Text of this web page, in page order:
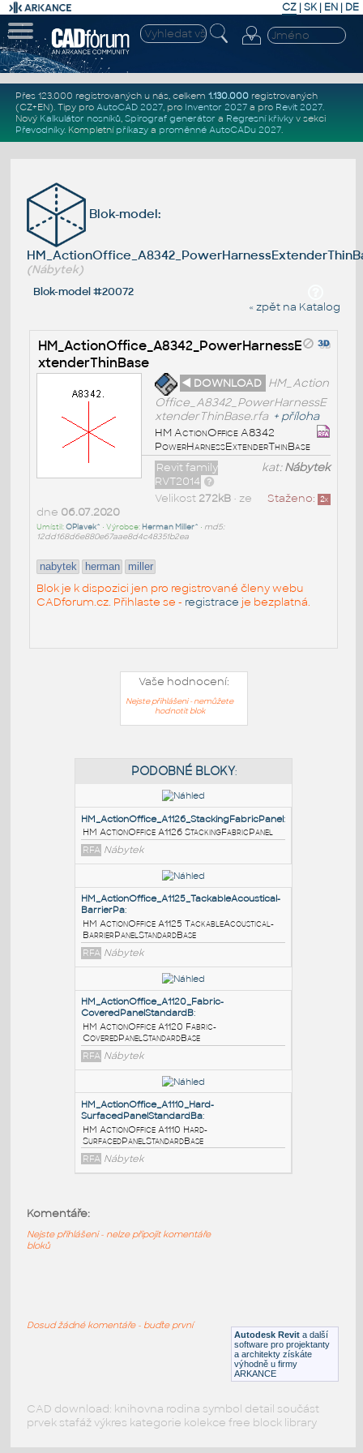
CZ | SK| EN | DE
Přes 123.000 registrovaných u nás, celkem 1.130.000registrovaných
(CZ+EN). Tipy pro AutoCAD 2027, pro Inventor 2027a pro Revit 2027.
Nový Kalkulátor nosníků, Spirograf generátor a Regresní křivkyv sekci
Převodníky. Kompletní příkazya proměnné AutoCADu 2027.
Blok-model:
(Nábytek)
Blok-model #20072
« zpět na Katalog
HM_ActionOffice_A8342_PowerHarnessE
xtenderThinBase
◄ DOWNLOAD HM_Action
Office_A8342_PowerHarnessE
xtenderThinBase.rfa + příloha
HM ActionOffice A8342
PowerHarnessExtenderThinBase
kat:Nábytek
Revit family
RVT2014
Staženo: 2x
Velikost 272kB• ze
dne 06.07.2020
Umístil:OPlavek^ • Výrobce: Herman Miller^ • md5:
12dd168d6e880e67aae8d4c48351b2ea
nabytek herman miller
Blok je k dispozici jen pro registrované členy webu
CADforum.cz. Přihlaste se - registrace je bezplatná.
Vaše hodnocení:
Nejste přihlášeni - nemůžete
hodnotit blok
PODOBNÉ BLOKY
HM_ActionOffice_A1126_StackingFabricPanel
HM ActionOffice A1126 StackingFabricPanel
RFA Nábytek
HM_ActionOffice_A1125_TackableAcoustical-
BarrierPa:
HM ActionOffice A1125 TackableAcoustical-
BarrierPanelStandardBase
RFA Nábytek
RFA Nábytek
HM ActionOffice A1110 Hard-
SurfacedPanelStandardBase
Autodesk Revit a další
software pro projektanty
a architekty získáte
výhodně u firmy
ARKANCE
Komentáře:
Nejste přihlášeni - nelze připojit komentáře
bloků
Dosud žádné komentáře - buďte první
CAD download: knihovna rodina symbol detail součást
prvek stafáž výkres kategorie kolekce free block library